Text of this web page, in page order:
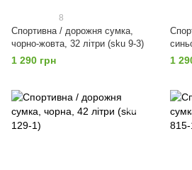
8
Спортивна / дорожня сумка,
чорно-жовта, 32 літри (sku 9-3)
1 290 грн 1